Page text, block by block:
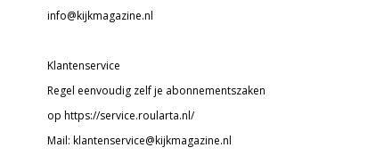
info@kijkmagazine.nl
Klantenservice
Regel eenvoudig zelf je abonnementszaken
op https://service.roularta.nl/
Mail: klantenservice@kijkmagazine.nl